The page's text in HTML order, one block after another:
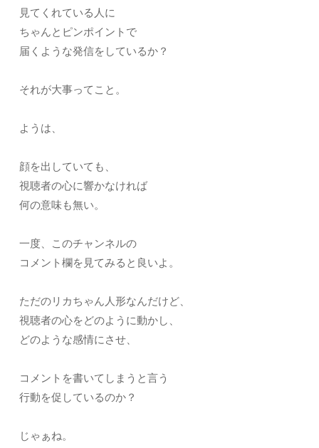
見てくれている人に
ちゃんとピンポイントで
届くような発信をしているか？
それが大事ってこと。
ようは、
顔を出していても、
視聴者の心に響かなければ
何の意味も無い。
一度、このチャンネルの
コメント欄を見てみると良いよ。
ただのリカちゃん人形なんだけど、
視聴者の心をどのように動かし、
どのような感情にさせ、
コメントを書いてしまうと言う
行動を促しているのか？
じゃぁね。